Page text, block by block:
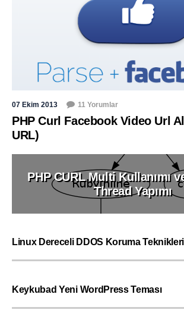
07 Ekim 2013 11 Yorumlar
PHP Curl Facebook Video Url
URL)
PHP CURL Multi Kullanımı
Thread Yapımı
Linux Dereceli DDOS Koruma Teknikleri
Keykubad Yeni WordPress Teması